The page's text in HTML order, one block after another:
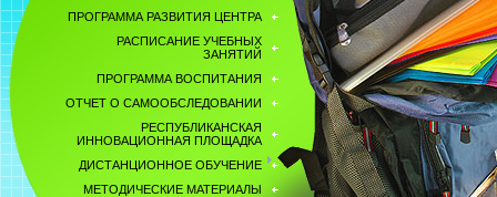
ПРОГРАММА РАЗВИТИЯ ЦЕНТРА
РАСПИСАНИЕ УЧЕБНЫХ
ЗАНЯТИЙ
ПРОГРАММА ВОСПИТАНИЯ
ОТЧЕТ О САМООБСЛЕДОВАНИИ
РЕСПУБЛИКАНСКАЯ
ИННОВАЦИОННАЯ ПЛОЩАДКА
ДИСТАНЦИОННОЕ ОБУЧЕНИЕ
МЕТОДИЧЕСКИЕ МАТЕРИАЛЫ